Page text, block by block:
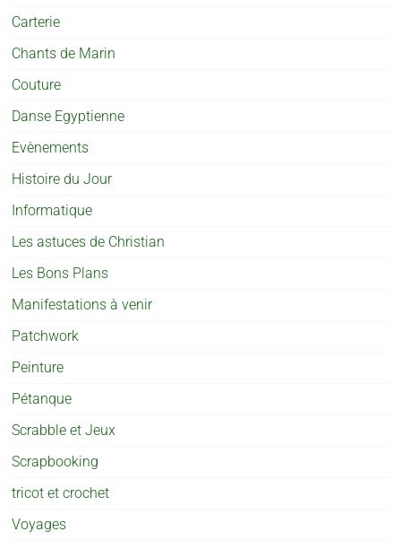
Carterie
Chants de Marin
Couture
Danse Egyptienne
Evènements
Histoire du Jour
Informatique
Les astuces de Christian
Les Bons Plans
Manifestations à venir
Patchwork
Peinture
Pétanque
Scrabble et Jeux
Scrapbooking
tricot et crochet
Voyages